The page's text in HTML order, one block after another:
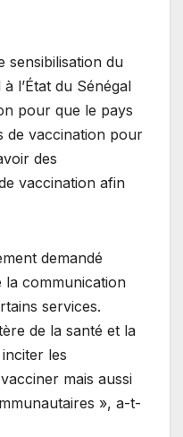
sensibilisation du
l’État du Sénégal
pour que le pays
de vaccination pour
des
vaccination afin
demandé
la communication
services.
de la santé et la
les
mais aussi
», a-t-